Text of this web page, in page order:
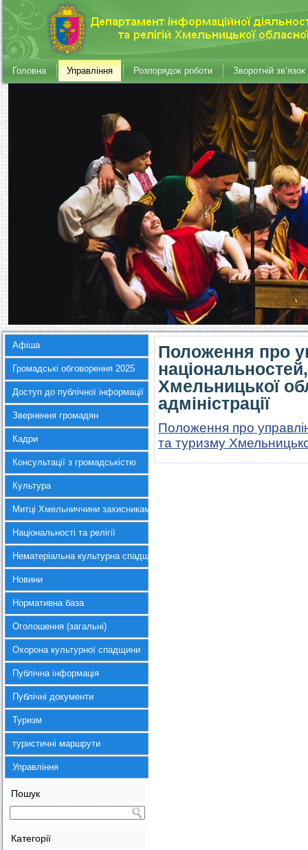
Головна Управління Розпорядок роботи Зворотній зв’язок
Афіша
Громадські обговорення 2025
Доступ до публічної інформації
Звернення громадян
Кадри
Консультації з громадськістю
Культура
Митці Хмельниччини захисникам України
Національності та релігії
Нематеріальна культурна спадщина
Новини
Нормативна база
Оголошення (загальні)
Охорона культурної спадщини
Публічна інформація
Публічні документи
Туризм
туристичні маршрути
Управління
Пошук
Категорії
Положення про
Хмельницької
адміністрації
Положення про
та туризму